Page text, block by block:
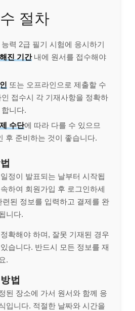
절차
력 2급 필기 시험에 응시하기
진 기간내에 원서를 접수해야
또는 오프라인으로 제출할 수
접수시 각 기재사항을 정확하
니다.
수단에 따라 다를 수 있으므
후 준비하는 것이 좋습니다.
정이 발표되는 날부터 시작됩
하여 회원가입 후 로그인하세
련된 정보를 입력하고 결제를 완
니다.
확해야 하며, 잘못 기재된 경우
습니다. 반드시 모든 정보를 재
.
법
된 장소에 가서 원서와 함께 응
입니다. 적절한 날짜와 시간을